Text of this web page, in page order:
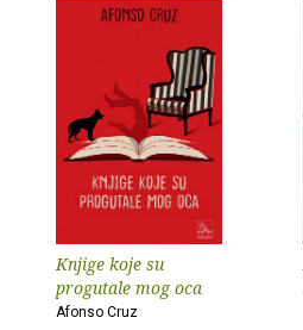
Knjige koje su
progutale mog oca
Afonso Cruz